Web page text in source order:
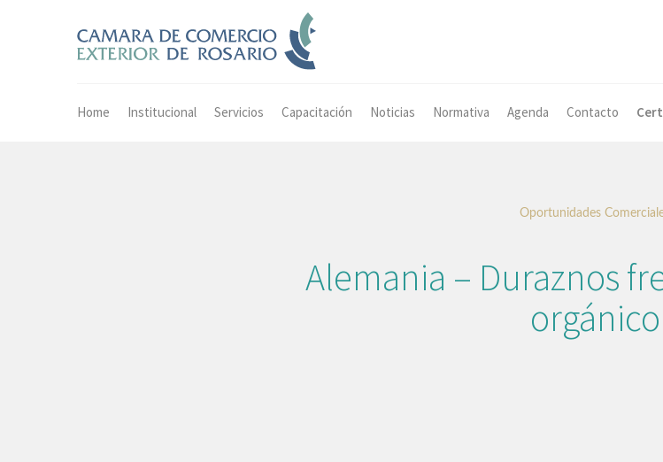
Home Institucional Servicios Capacitación Noticias Normativa Agenda Contacto
Oportunidades
Alemania – Duraznos
orgánico